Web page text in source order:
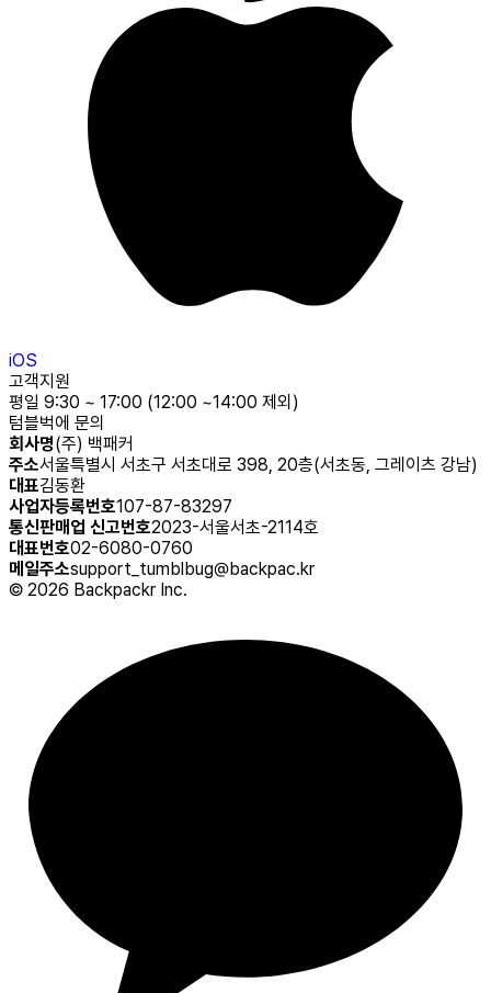
iOS
고객지원
평일 9:30 ~ 17:00 (12:00 ~14:00 제외)
텀블벅에 문의
회사명(주) 백패커
주소서울특별시 서초구 서초대로 398, 20층(서초동, 그레이츠 강남)
대표김동환
사업자등록번호107-87-83297
통신판매업 신고번호2023-서울서초-2114호
대표번호02-6080-0760
메일주소support_tumblbug@backpac.kr
© 2026 Backpackr Inc.